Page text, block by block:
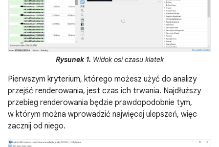
Rysunek 1. Widok osi czasu klatek
Pierwszym kryterium, którego możesz użyć do analizy
przejść renderowania, jest czas ich trwania. Najdłuższy
przebieg renderowania będzie prawdopodobnie tym,
w którym można wprowadzić najwięcej ulepszeń, więc
zacznij od niego.